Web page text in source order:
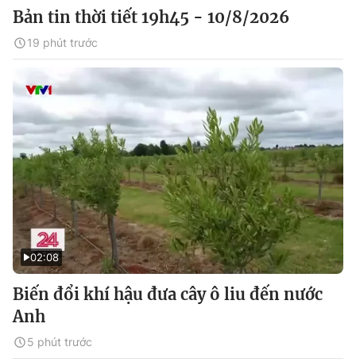
Bản tin thời tiết 19h45 - 10/8/2026
19 phút trước
02:08
Biến đổi khí hậu đưa cây ô liu đến nước
Anh
5 phút trước